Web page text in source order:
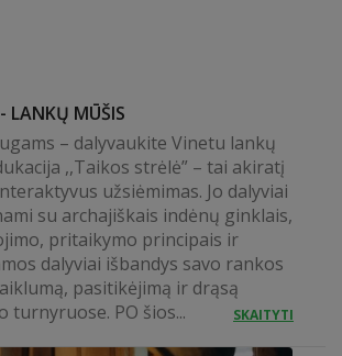
LANKŲ MŪŠIS
– dalyvaukite Vinetu lankų
,,Taikos strėlė” – tai akiratį
užsiėmimas. Jo dalyviai
su archajiškais indėnų ginklais,
pritaikymo principais ir
dalyviai išbandys savo rankos
pasitikėjimą ir drąsą
turnyruose. PO šios...
SKAITYTI